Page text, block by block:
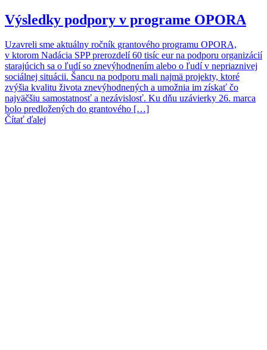
Výsledky podpory v programe OPORA
Uzavreli sme aktuálny ročník grantového programu OPORA,
v ktorom Nadácia SPP prerozdelí 60 tisíc eur na podporu organizácií
starajúcich sa o ľudí so znevýhodnením alebo o ľudí v nepriaznivej
sociálnej situácii. Šancu na podporu mali najmä projekty, ktoré
zvýšia kvalitu života znevýhodnených a umožnia im získať čo
najväčšiu samostatnosť a nezávislosť. Ku dňu uzávierky 26. marca
bolo predložených do grantového […]
Čítať ďalej